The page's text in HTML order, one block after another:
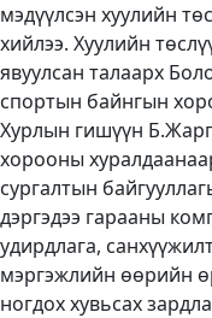
мэдүүлсэн хуулийн
хийлээ. Хуулийн
явуулсан талаарх
спортын байнгын
Хурлын гишүүн
хорооны
сургалтын
дэргэдээ гарааны
удирдлага,
мэргэжлийн өөрийн
ногдох хувьсах